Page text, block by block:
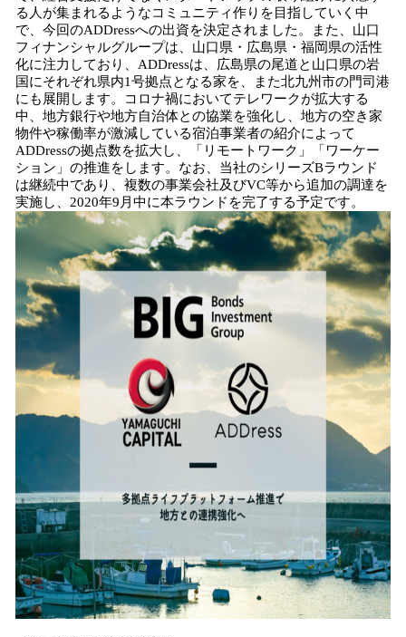
る人が集まれるようなコミュニティ作りを目指していく中
で、今回のADDressへの出資を決定されました。また、山口
フィナンシャルグループは、山口県・広島県・福岡県の活性
化に注力しており、ADDressは、広島県の尾道と山口県の岩
国にそれぞれ県内1号拠点となる家を、また北九州市の門司港
にも展開します。コロナ禍においてテレワークが拡大する
中、地方銀行や地方自治体との協業を強化し、地方の空き家
物件や稼働率が激減している宿泊事業者の紹介によって
ADDressの拠点数を拡大し、「リモートワーク」「ワーケー
ション」の推進をします。なお、当社のシリーズBラウンド
は継続中であり、複数の事業会社及びVC等から追加の調達を
実施し、2020年9月中に本ラウンドを完了する予定です。